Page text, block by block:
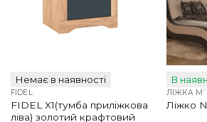
Немає в наявності
FIDEL
FIDEL X1(тумба приліжкова
ліва) золотий крафтовий
В
ЛІЖКА
Ліжко